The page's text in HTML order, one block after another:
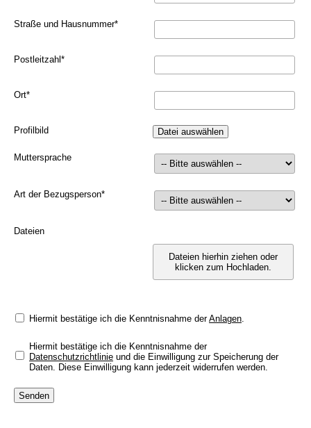
Straße und Hausnummer*
Postleitzahl *
Ort*
Profilbild
Muttersprache
Art der Bezugsperson*
Dateien
Dateien hierhin ziehen oder
klicken zum Hochladen.
Hiermit bestätige ich die Kenntnisnahme derAnlagen.
Hiermit bestätige ich die Kenntnisnahme der
Datenschutzrichtlinie und die Einwilligung zur Speicherung der
Daten. Diese Einwilligung kann jederzeit widerrufen werden.
Senden